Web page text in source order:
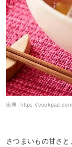
出典: https://
さつまいもの甘さ